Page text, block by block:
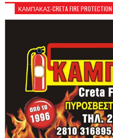
ΚΑΜΠΑΚΑΣ-CRETA FIRE PROTECTION